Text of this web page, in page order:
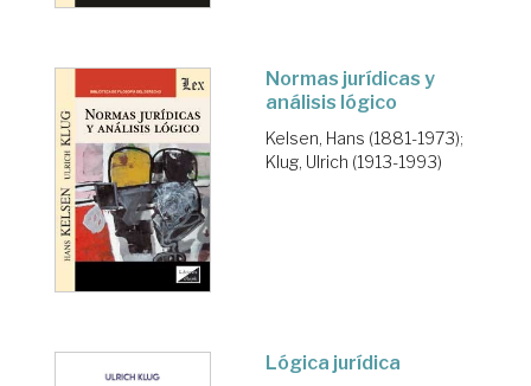
Normas jurídicas y
análisis lógico
Kelsen, Hans (1881-1973);
Klug, Ulrich (1913-1993)
Lógica jurídica